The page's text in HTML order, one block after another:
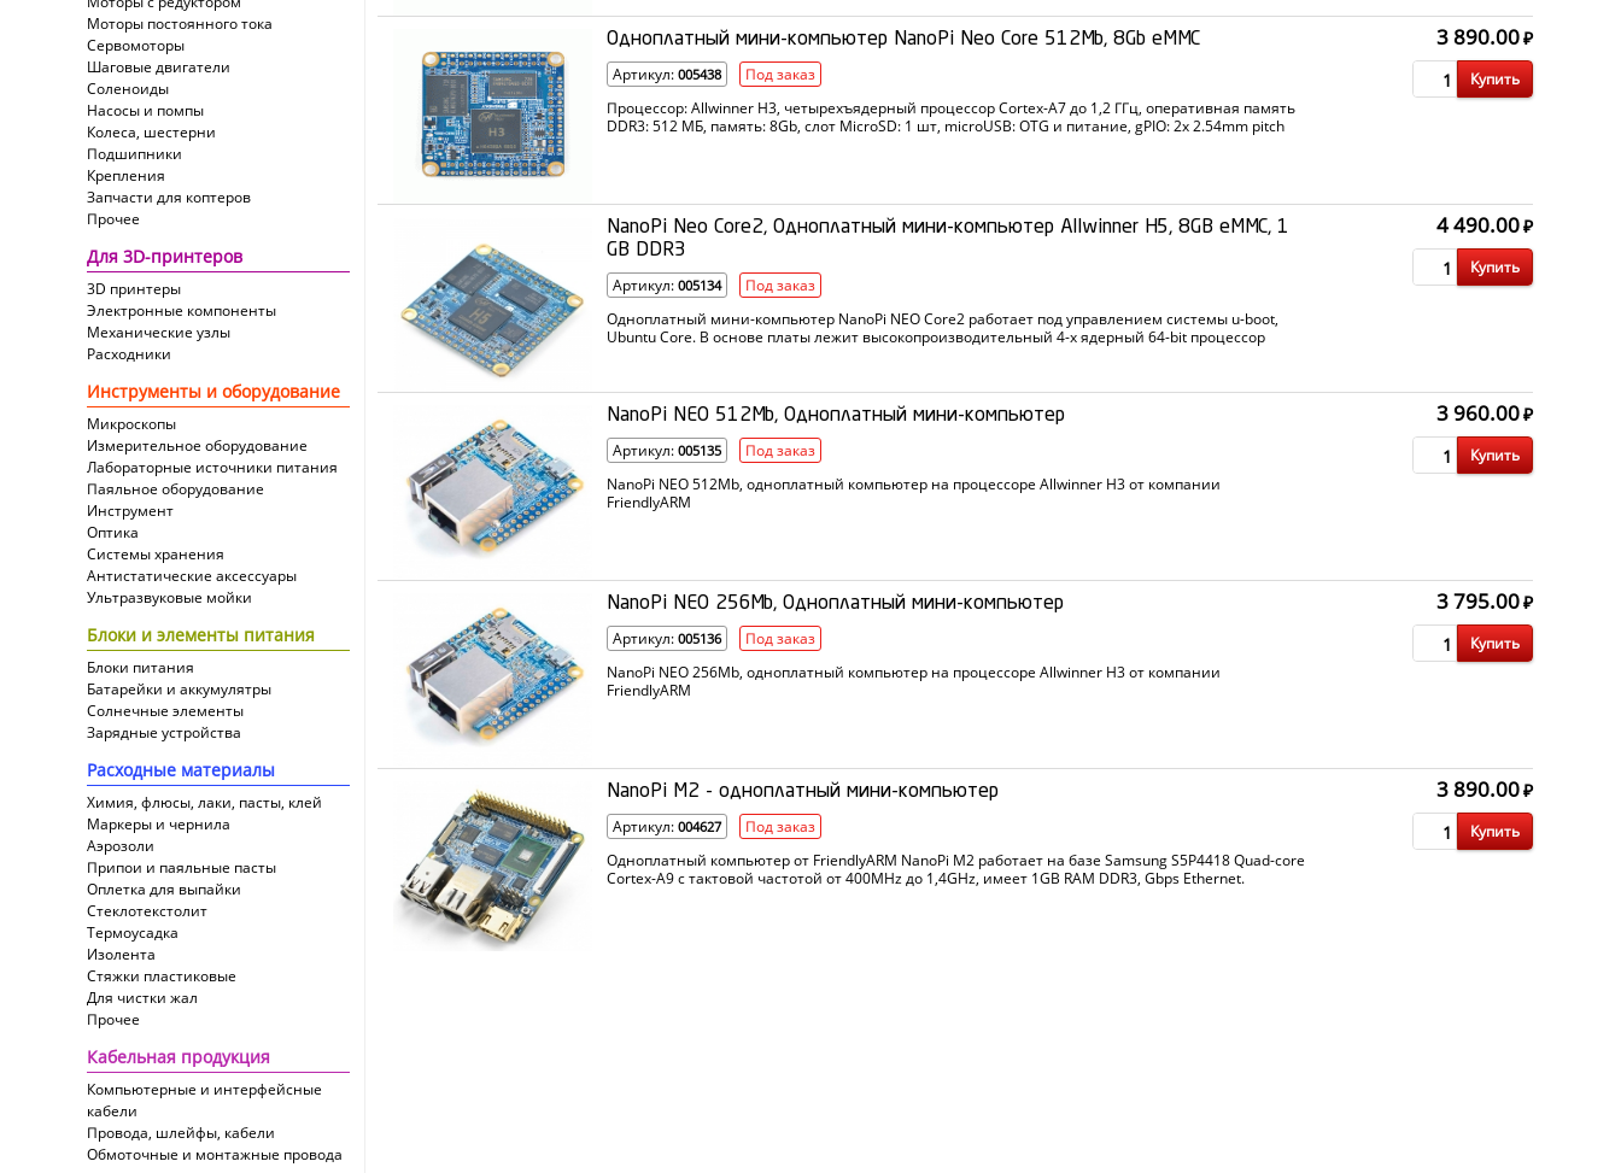
Моторы постоянного тока
Сервомоторы
Шаговые двигатели
Соленоиды
Насосы и помпы
Колеса, шестерни
Подшипники
Крепления
Запчасти для коптеров
Прочее
Для 3D-принтеров
3D принтеры
Электронные компоненты
Механические узлы
Расходники
Инструменты и оборудование
Микроскопы
Измерительное оборудование
Лабораторные источники питания
Паяльное оборудование
Инструмент
Оптика
Системы хранения
Антистатические аксессуары
Ультразвуковые мойки
Блоки и элементы питания
Блоки питания
Батарейки и аккумулятры
Солнечные элементы
Зарядные устройства
Расходные материалы
Химия, флюсы, лаки, пасты, клей
Маркеры и чернила
Аэрозоли
Припои и паяльные пасты
Оплетка для выпайки
Cтеклотекстолит
Термоусадка
Изолента
Стяжки пластиковые
Для чистки жал
Прочее
Кабельная продукция
Компьютерные и интерфейсные
кабели
Провода, шлейфы, кабели
Обмоточные и монтажные провода
Одноплатный мини-компьютер NanoPi Neo Core 512Mb, 8Gb eMMC
Артикул: 005438
Под заказ
Процессор: Allwinner H3, четырехъядерный процессор Cortex-A7 до 1,2 ГГц, оперативная память
DDR3: 512 МБ, память: 8Gb, слот MicroSD: 1 шт, microUSB: OTG и питание, gPIO: 2x 2.54mm pitch
3 890.00₽
Купить
NanoPi Neo Core2, Одноплатный мини-компьютер Allwinner H5, 8GB eMMC, 1
GB DDR3
Артикул: 005134
Под заказ
Одноплатный мини-компьютер NanoPi NEO Core2 работает под управлением системы u-boot,
Ubuntu Core. В основе платы лежит высокопроизводительный 4-х ядерный 64-bit процессор
4 490.00₽
Купить
NanoPi NEO 512Mb, Одноплатный мини-компьютер
Артикул: 005135
Под заказ
NanoPi NEO 512Mb, одноплатный компьютер на процессоре Allwinner H3 от компании
FriendlyARM
3 960.00₽
Купить
NanoPi NEO 256Mb, Одноплатный мини-компьютер
Артикул: 005136
Под заказ
NanoPi NEO 256Mb, одноплатный компьютер на процессоре Allwinner H3 от компании
FriendlyARM
3 795.00₽
Купить
NanoPi M2 - одноплатный мини-компьютер
Артикул: 004627
Под заказ
Одноплатный компьютер от FriendlyARM NanoPi M2 работает на базе Samsung S5P4418 Quad-core
Cortex-A9 с тактовой частотой от 400MHz до 1,4GHz, имеет 1GB RAM DDR3, Gbps Ethernet.
3 890.00₽
Купить